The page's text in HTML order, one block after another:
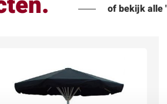
of bekijk alle